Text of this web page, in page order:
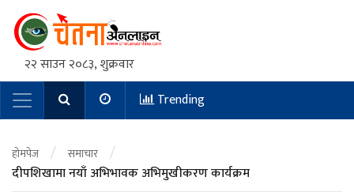
२२ साउन २०८३, शुक्रवार
Main NavigationTrending
होमपेज / समाचार /
दीपशिखामा नयाँ अभिभावक अभिमुखीकरण कार्यक्रम